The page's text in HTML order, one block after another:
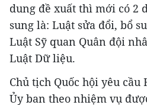
dung đề xuất thì mới có 2
sung là: Luật sửa đổi, bổ
Luật Sỹ quan Quân đội
Luật Dữ liệu.
Chủ tịch Quốc hội yêu cầu
Ủy ban theo nhiệm vụ